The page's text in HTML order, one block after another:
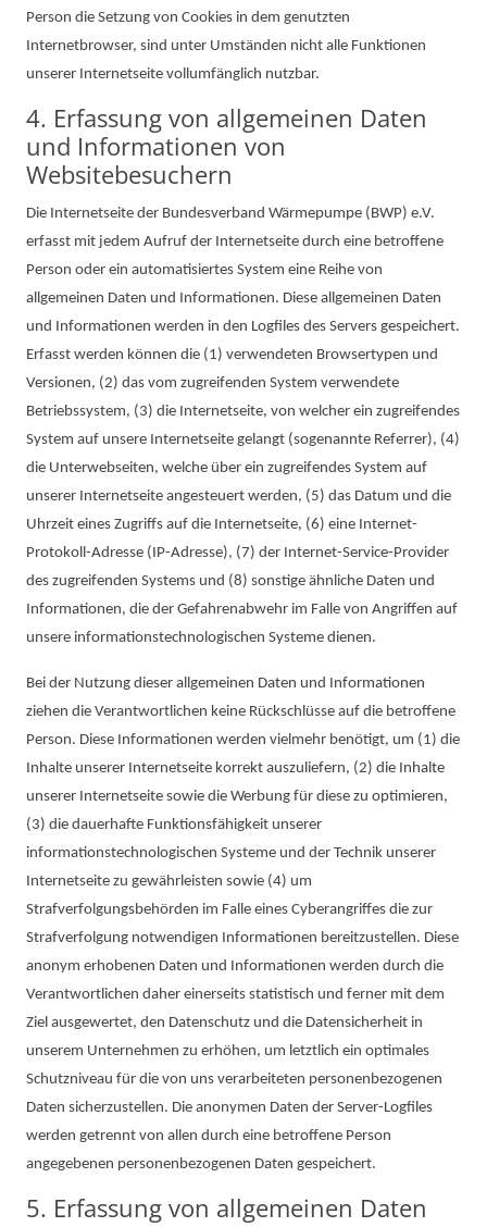
Person die Setzung von Cookies in dem genutzten
Internetbrowser, sind unter Umständen nicht alle Funktionen
unserer Internetseite vollumfänglich nutzbar.
4. Erfassung von allgemeinen Daten
und Informationen von
Websitebesuchern
Die Internetseite der Bundesverband Wärmepumpe (BWP) e.V.
erfasst mit jedem Aufruf der Internetseite durch eine betroffene
Person oder ein automatisiertes System eine Reihe von
allgemeinen Daten und Informationen. Diese allgemeinen Daten
und Informationen werden in den Logfiles des Servers gespeichert.
Erfasst werden können die (1) verwendeten Browsertypen und
Versionen, (2) das vom zugreifenden System verwendete
Betriebssystem, (3) die Internetseite, von welcher ein zugreifendes
System auf unsere Internetseite gelangt (sogenannte Referrer), (4)
die Unterwebseiten, welche über ein zugreifendes System auf
unserer Internetseite angesteuert werden, (5) das Datum und die
Uhrzeit eines Zugriffs auf die Internetseite, (6) eine Internet-
Protokoll-Adresse (IP-Adresse), (7) der Internet-Service-Provider
des zugreifenden Systems und (8) sonstige ähnliche Daten und
Informationen, die der Gefahrenabwehr im Falle von Angriffen auf
unsere informationstechnologischen Systeme dienen.
Bei der Nutzung dieser allgemeinen Daten und Informationen
ziehen die Verantwortlichen keine Rückschlüsse auf die betroffene
Person. Diese Informationen werden vielmehr benötigt, um (1) die
Inhalte unserer Internetseite korrekt auszuliefern, (2) die Inhalte
unserer Internetseite sowie die Werbung für diese zu optimieren,
(3) die dauerhafte Funktionsfähigkeit unserer
informationstechnologischen Systeme und der Technik unserer
Internetseite zu gewährleisten sowie (4) um
Strafverfolgungsbehörden im Falle eines Cyberangriffes die zur
Strafverfolgung notwendigen Informationen bereitzustellen. Diese
anonym erhobenen Daten und Informationen werden durch die
Verantwortlichen daher einerseits statistisch und ferner mit dem
Ziel ausgewertet, den Datenschutz und die Datensicherheit in
unserem Unternehmen zu erhöhen, um letztlich ein optimales
Schutzniveau für die von uns verarbeiteten personenbezogenen
Daten sicherzustellen. Die anonymen Daten der Server-Logfiles
werden getrennt von allen durch eine betroffene Person
angegebenen personenbezogenen Daten gespeichert.
5. Erfassung von allgemeinen Daten